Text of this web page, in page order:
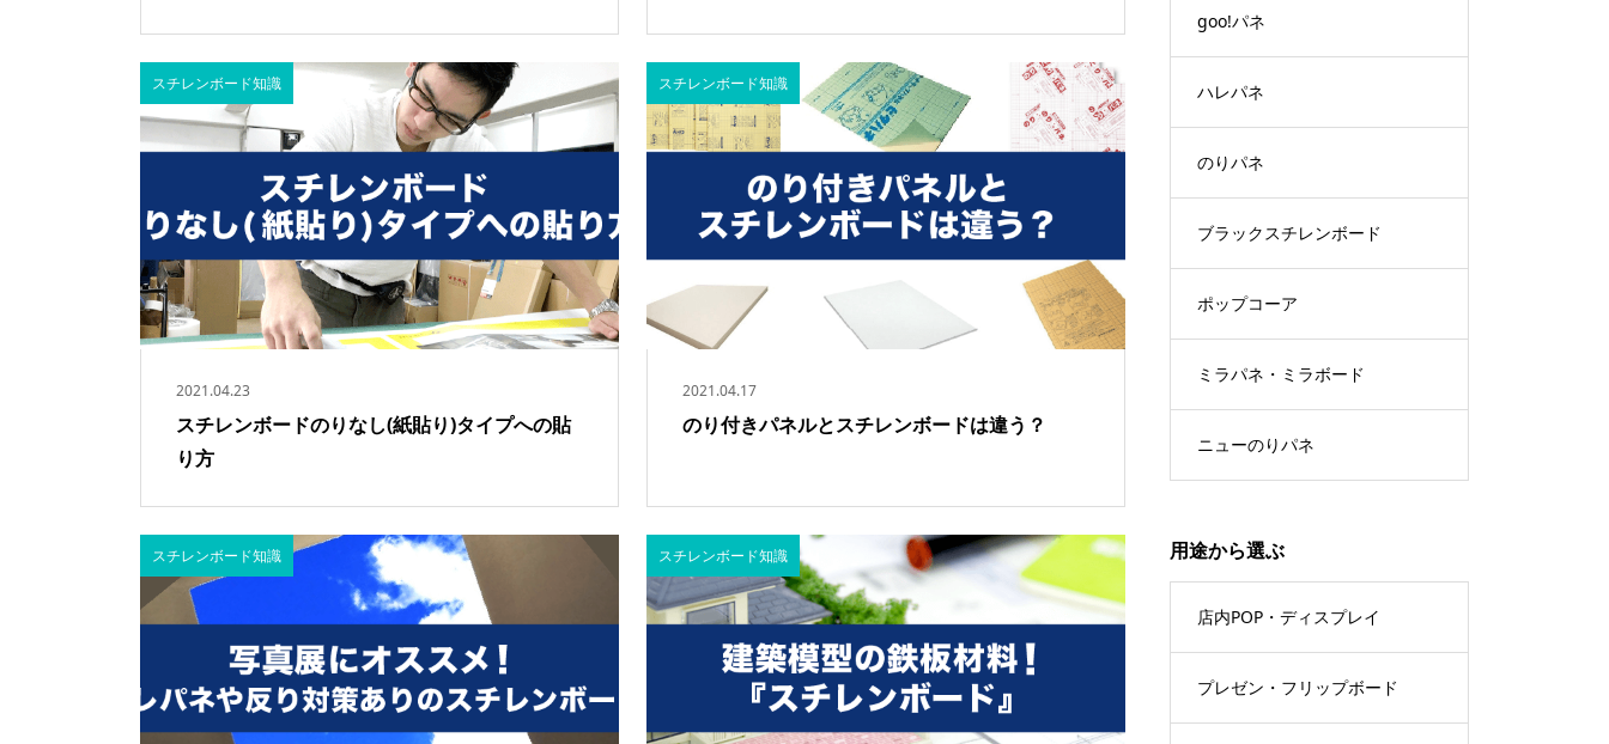
2021.04.23
スチレンボードのりなし(紙貼り)タイプへの貼
り方
スチレンボード知識
2021.04.17
のり付きパネルとスチレンボードは違う？
スチレンボード知識
スチレンボード知識 スチレンボード知識
goo!パネ
ハレパネ
のりパネ
ブラックスチレンボード
ポップコーア
ミラパネ・ミラボード
ニューのりパネ
用途から選ぶ
店内POP・ディスプレイ
プレゼン・フリップボード